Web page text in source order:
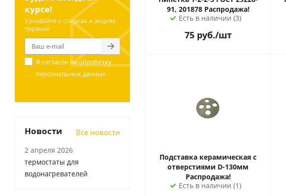
91, 201878 Распродажа!
Есть в наличии (3)
75руб./шт
Подставка керамическая с
отверстиями D-130мм
Распродажа!
Есть в наличии (1)
курсе!
Узнавайте о скидках и акциях
первым
Я согласен наобработку
персональных данных
Новости Все новости
2 апреля 2026
термостаты для
водонагревателей